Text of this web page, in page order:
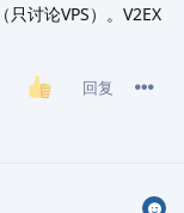
讨论VPS）。V2EX
回复